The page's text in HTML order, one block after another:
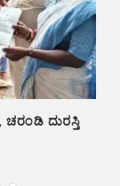
ಚರಂಡಿ ದುರಸ್ತಿ